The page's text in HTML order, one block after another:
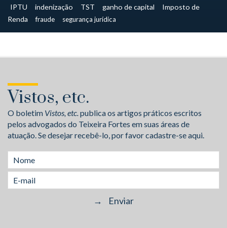
IPTU
indenização TST ganho de capital
Imposto de
Renda
fraude segurança jurídica
Vistos, etc.
O boletim Vistos, etc.publica os artigos práticos escritos
pelos advogados do Teixeira Fortes em suas áreas de
atuação. Se desejar recebê-lo, por favor cadastre-se aqui.